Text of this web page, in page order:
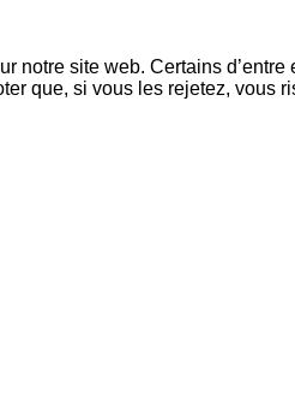
notre site web. Certains
que, si vous les rejetez, vous